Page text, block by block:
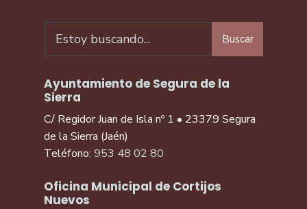
Buscar
Ayuntamiento de Segura de la
Sierra
C/ Regidor Juan de Isla nº 1 • 23379 Segura
de la Sierra (Jaén)
Teléfono: 953 48 02 80
Oficina Municipal de Cortijos
Nuevos